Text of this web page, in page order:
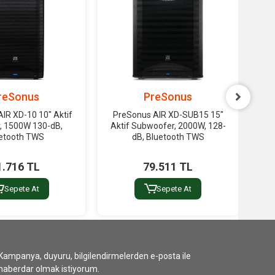
XD-10 10" Aktif
1500W 130-dB,
TWS
TL
Sepete At
PreSonus
PreSonus AIR XD-SUB15 15"
Aktif Subwoofer, 2000W, 128-
dB, Bluetooth TWS
79.511 TL
Sepete At
duyuru, bilgilendirmelerden e-posta ile
olmak istiyorum.